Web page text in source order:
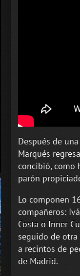
Después de
Marqués
concibió, como
parón
Lo componen
compañeros:
Costa o Inner
seguido de
a recintos de
de Madrid.